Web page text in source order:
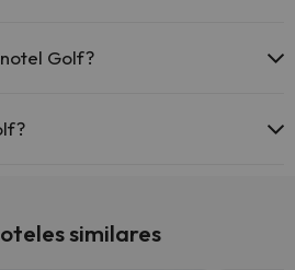
Golf?
similares